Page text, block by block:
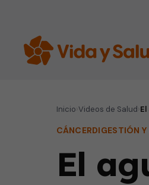
Inicio Videos de Salud
CÁNCERDIGESTIÓN
El